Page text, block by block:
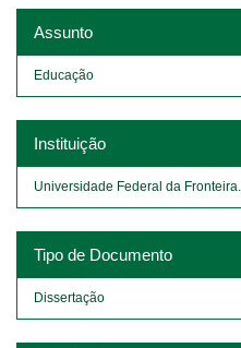
Assunto
Educação
Instituição
Universidade Federal da Fronteira...
Tipo de Documento
Dissertação